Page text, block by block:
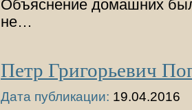
Объяснение домашних
не…
Петр Григорьевич
Дата публикации: 19.04.2016